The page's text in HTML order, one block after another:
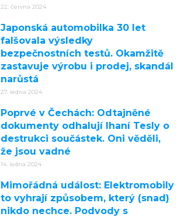
22. června 2024
Japonská automobilka 30 let
falšovala výsledky
bezpečnostních testů. Okamžitě
zastavuje výrobu i prodej, skandál
narůstá
27. ledna 2024
Poprvé v Čechách: Odtajněné
dokumenty odhalují lhaní Tesly o
destrukci součástek. Oni věděli,
že jsou vadné
14. ledna 2024
Mimořádná událost: Elektromobily
to vyhrají způsobem, který (snad)
nikdo nechce. Podvody s